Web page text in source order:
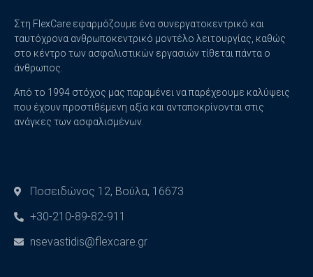
Στη FlexCare εφαρμόζουμε ένα συνεργατοκεντρικό και
ταυτόχρονα ανθρωποκεντρικό μοντέλο λειτουργίας, καθώς
στο κέντρο των ασφαλιστικών εργασιών τίθεται πάντα ο
άνθρωπος.
Από το 1994 στόχος μας παραμένει να παρέχεουμε καλύψεις
που έχουν προστιθέμενη αξία και ανταποκρίνονται στις
ανάγκες των ασφαλισμένων.
Ποσειδώνος 12, Βούλα, 16673
+30-210-89-82-911
nsevastidis@flexcare.gr